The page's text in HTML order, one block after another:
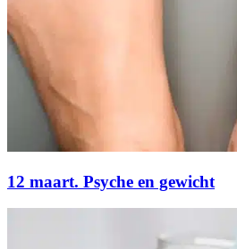
12 maart. Psyche en gewicht